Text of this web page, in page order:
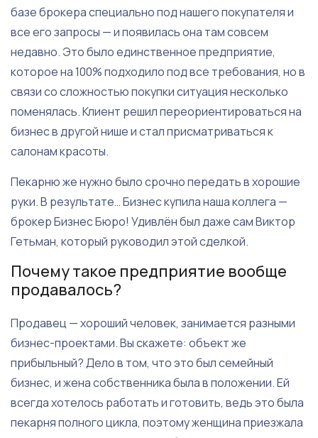
базе брокера специально под нашего покупателя и
все его запросы — и появилась она там совсем
недавно. Это было единственное предприятие,
которое на 100% подходило под все требования, но в
связи со сложностью покупки ситуация несколько
поменялась. Клиент решил переориентироваться на
бизнес в другой нише и стал присматриваться к
салонам красоты.
Пекарню же нужно было срочно передать в хорошие
руки. В результате… Бизнес купила наша коллега —
брокер Бизнес Бюро! Удивлён был даже сам Виктор
Гетьман, который руководил этой сделкой.
Почему такое предприятие вообще
продавалось?
Продавец — хороший человек, занимается разными
бизнес-проектами. Вы скажете: объект же
прибыльный? Дело в том, что это был семейный
бизнес, и жена собственника была в положении. Ей
всегда хотелось работать и готовить, ведь это была
пекарня полного цикла, поэтому женщина приезжала